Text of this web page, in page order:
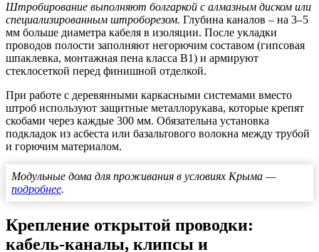
Штробирование выполняют болгаркой с алмазным диском или
специализированным штроборезом. Глубина каналов – на 3–5
мм больше диаметра кабеля в изоляции. После укладки
проводов полости заполняют негорючим составом (гипсовая
шпаклевка, монтажная пена класса В1) и армируют
стеклосеткой перед финишной отделкой.
При работе с деревянными каркасными системами вместо
штроб используют защитные металлорукава, которые крепят
скобами через каждые 300 мм. Обязательна установка
подкладок из асбеста или базальтового волокна между трубой
и горючим материалом.
Модульные дома для проживания в условиях Крыма —
подробнее.
Крепление открытой проводки:
кабель-каналы, клипсы и